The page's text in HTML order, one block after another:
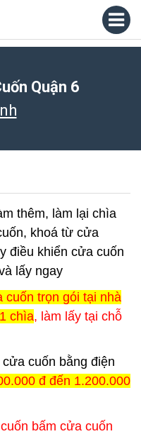
Quận 6
thêm, làm lại chìa
khoá từ cửa
điều khiển cửa cuốn
lấy ngay
cuốn trọn gói tại nhà
chìa, làm lấy tại chỗ
cuốn bằng điện
đ đến 1.200.000
bấm cửa cuốn